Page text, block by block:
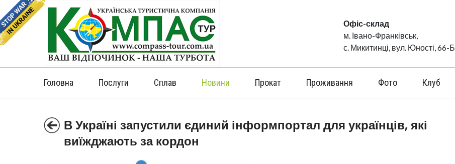
Офіс-склад
м. Івано-Франківськ,
с. Микитинці, вул. Юності, 66-Б
Головна Послуги Сплав Новини Прокат Проживання Фото Клуб
В Україні запустили єдиний інформпортал для українців, які
виїжджають за кордон